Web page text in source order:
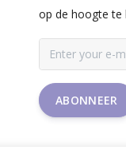
op de hoogte te
ABONNEER